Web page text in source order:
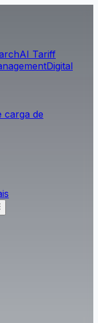
AI Tariff
Digital
carga de